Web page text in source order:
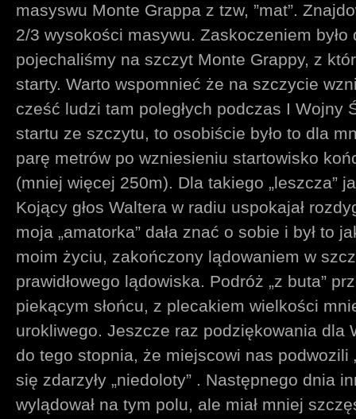
masyswu Monte Grappa z tzw, ”mat”.
2/3 wysokości masywu. Zaskoczeniem
pojechaliśmy na szczyt Monte Grappy, z
starty. Warto wspomnieć że na szczycie
cześć ludzi tam poległych podczas I Wojny
startu ze szczytu, to osobiście było to dla
parę metrów po wzniesieniu startowisko
(mniej więcej 250m). Dla takiego „leszcza”
Kojący głos Waltera w radiu uspokajał
moja „amatorka” dała znać o sobie i był to
moim życiu, zakończony lądowaniem w
prawidłowego lądowiska. Podróż „z buta”
piekącym słońcu, z plecakiem wielkości
urokliwego. Jeszcze raz podziękowania dla
do tego stopnia, że miejscowi nas podwozili
się zdarzyły „niedoloty” . Następnego dnia
wylądował na tym polu, ale miał mniej